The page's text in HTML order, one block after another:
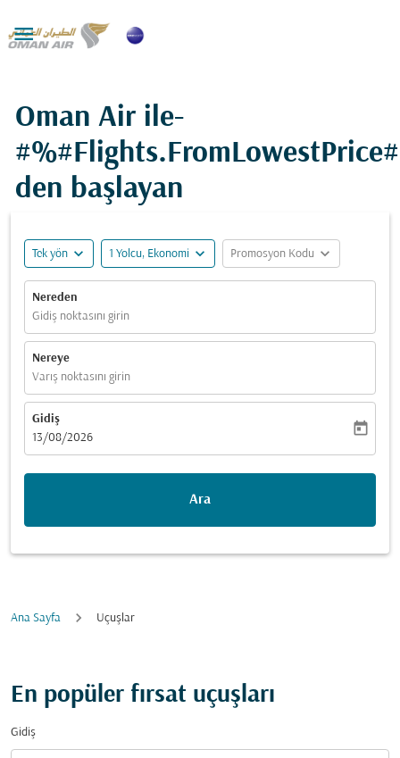

Oman Air ile-
den başlayan
Tek yön expand_more 1 Yolcu, Ekonomi expand_more Promosyon Kodu expand_more
Nereden
Gidiş noktasını girin
Nereye
Varış noktasını girin
Gidiş
fc-booking-departure-date-aria-label
13/08/2026
today
Ara
Ana Sayfa Uçuşlar
En popüler fırsat uçuşları
Gidiş